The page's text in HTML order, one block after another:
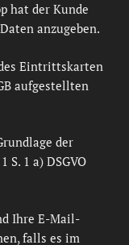
hat der Kunde
anzugeben.
Eintrittskarten
aufgestellten
der
1 a) DSGVO
Ihre E-Mail-
falls es im